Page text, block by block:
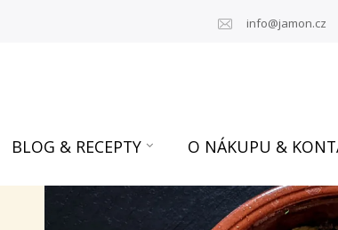
info@jamon.cz
BLOG & RECEPTY O NÁKUPU &